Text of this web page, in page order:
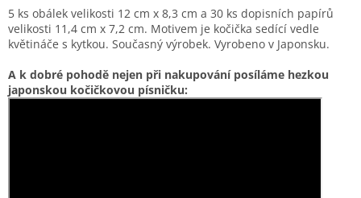
5 ks obálek velikosti 12 cm x 8,3 cm a 30 ks dopisních papírů
velikosti 11,4 cm x 7,2 cm. Motivem je kočička sedící vedle
květináče s kytkou. Současný výrobek. Vyrobeno v Japonsku.
A k dobré pohodě nejen při nakupování posíláme hezkou
japonskou kočičkovou písničku: